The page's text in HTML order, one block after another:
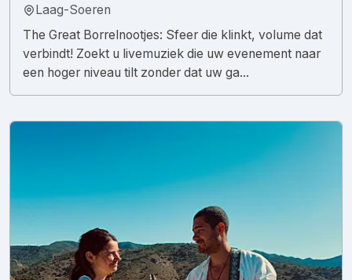
Laag-Soeren
The Great Borrelnootjes: Sfeer die klinkt, volume dat
verbindt! Zoekt u livemuziek die uw evenement naar
een hoger niveau tilt zonder dat uw ga...